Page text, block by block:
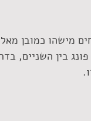
מישהו כמובן
בין השניים,